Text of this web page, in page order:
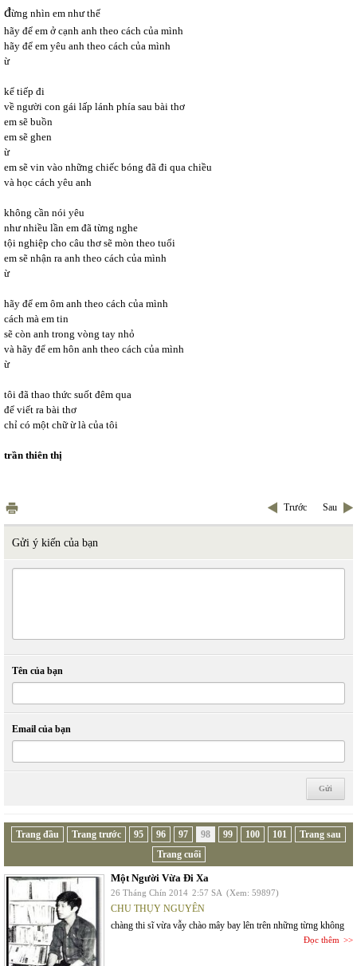
đừng nhìn em như thế
hãy để em ở cạnh anh theo cách của mình
hãy để em yêu anh theo cách của mình
ừ
kể tiếp đi
về người con gái lấp lánh phía sau bài thơ
em sẽ buồn
em sẽ ghen
ừ
em sẽ vin vào những chiếc bóng đã đi qua chiều
và học cách yêu anh
không cần nói yêu
như nhiều lần em đã từng nghe
tội nghiệp cho câu thơ sẽ mòn theo tuổi
em sẽ nhận ra anh theo cách của mình
ừ
hãy để em ôm anh theo cách của mình
cách mà em tin
sẽ còn anh trong vòng tay nhỏ
và hãy để em hôn anh theo cách của mình
ừ
tôi đã thao thức suốt đêm qua
để viết ra bài thơ
chỉ có một chữ ừ là của tôi
trần thiên thị
Trước Sau
Gửi ý kiến của bạn
Tên của bạn
Email của bạn
Trang đầu Trang trước 95 96 97 98 99 100 101
Trang sau
Trang cuối
Một Người Vừa Đi Xa
26 Tháng Chín 2014 2:57 SA (Xem: 59897)
CHU THỤY NGUYÊN
chàng thi sĩ vừa vẫy chào mây bay lên trên những từng không
Đọc thêm